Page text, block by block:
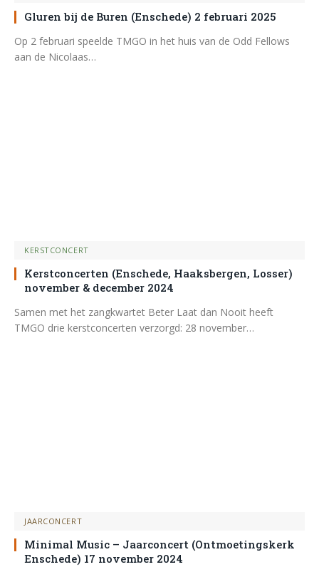
Gluren bij de Buren (Enschede) 2 februari 2025
Op 2 februari speelde TMGO in het huis van de Odd Fellows
aan de Nicolaas…
KERSTCONCERT
Kerstconcerten (Enschede, Haaksbergen, Losser)
november & december 2024
Samen met het zangkwartet Beter Laat dan Nooit heeft
TMGO drie kerstconcerten verzorgd: 28 november…
JAARCONCERT
Minimal Music – Jaarconcert (Ontmoetingskerk
Enschede) 17 november 2024